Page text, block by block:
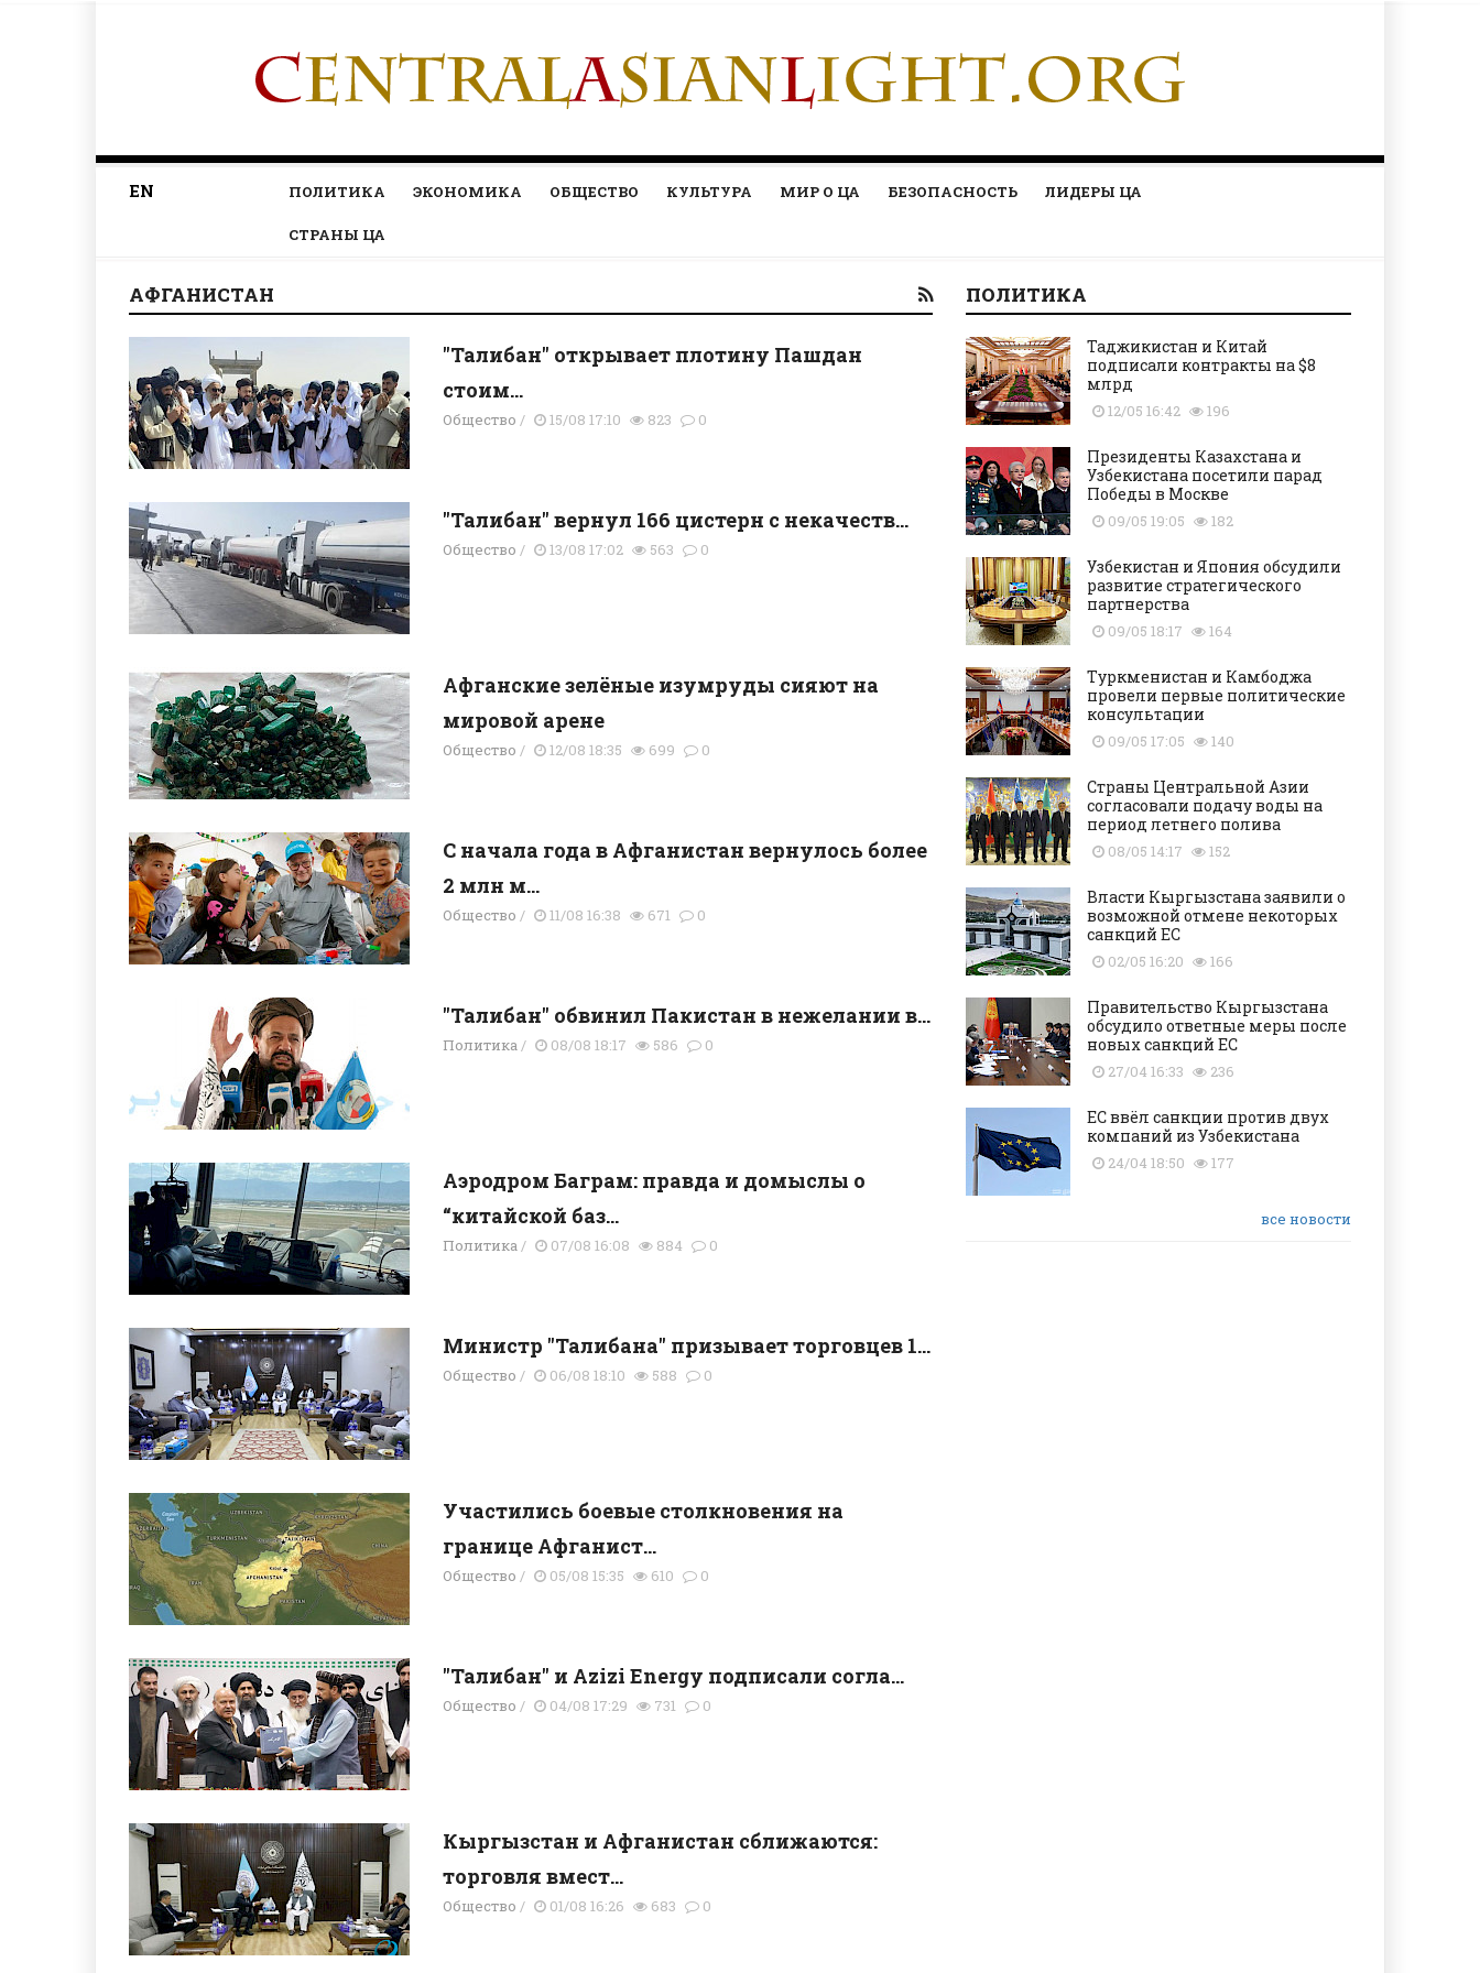
EN ПОЛИТИКА ЭКОНОМИКА ОБЩЕСТВО КУЛЬТУРА МИР О ЦА БЕЗОПАСНОСТЬ ЛИДЕРЫ ЦА
СТРАНЫ ЦА
АФГАНИСТАН
"Талибан" открывает плотину Пашдан
стоим...
Общество / 15/08 17:10 823 0
"Талибан" вернул 166 цистерн с некачеств...
Общество / 13/08 17:02 563 0
Афганские зелёные изумруды сияют на
мировой арене
Общество / 12/08 18:35 699 0
С начала года в Афганистан вернулось более
2 млн м...
Общество / 11/08 16:38 671 0
"Талибан" обвинил Пакистан в нежелании в...
Политика/ 08/08 18:17 586 0
Аэродром Баграм: правда и домыслы о
“китайской баз...
Политика/ 07/08 16:08 884 0
Министр "Талибана" призывает торговцев 1...
Общество / 06/08 18:10 588 0
Участились боевые столкновения на
границе Афганист...
Общество / 05/08 15:35 610 0
"Талибан" и Azizi Energy подписали согла...
Общество / 04/08 17:29 731 0
Кыргызстан и Афганистан сближаются:
торговля вмест...
Общество / 01/08 16:26 683 0
ПОЛИТИКА
Таджикистан и Китай
подписали контракты на $8
млрд
12/05 16:42 196
Президенты Казахстана и
Узбекистана посетили парад
Победы в Москве
09/05 19:05 182
Узбекистан и Япония обсудили
развитие стратегического
партнерства
09/05 18:17 164
Туркменистан и Камбоджа
провели первые политические
консультации
09/05 17:05 140
Страны Центральной Азии
согласовали подачу воды на
период летнего полива
08/05 14:17 152
Власти Кыргызстана заявили о
возможной отмене некоторых
санкций ЕС
02/05 16:20 166
Правительство Кыргызстана
обсудило ответные меры после
новых санкций ЕС
27/04 16:33 236
ЕС ввёл санкции против двух
компаний из Узбекистана
24/04 18:50 177
все новости